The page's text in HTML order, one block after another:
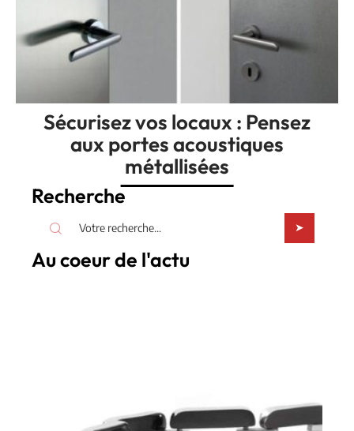
Sécurisez vos locaux : Pensez
aux portes acoustiques
métallisées
Recherche
Au coeur de l'actu